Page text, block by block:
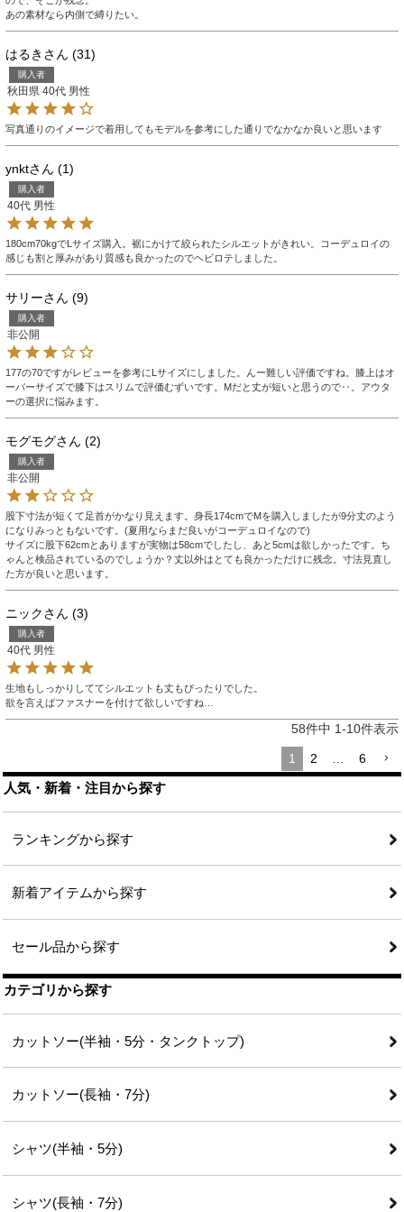
あの素材なら内側で縛りたい。
はるき 31
購入者
秋田県 40代 男性
写真通りのイメージで着用してもモデルを参考にした通りでなかなか良いと思います
ynkt 1
購入者
40代 男性
180cm70kgでLサイズ購入。裾にかけて絞られたシルエットがきれい。コーデュロイの
感じも割と厚みがあり質感も良かったのでヘビロテしました。
サリー 9
購入者
非公開
177の70ですがレビューを参考にLサイズにしました。んー難しい評価ですね。膝上はオ
ーバーサイズで膝下はスリムで評価むずいです。Mだと丈が短いと思うので‥。アウタ
ーの選択に悩みます。
モグモグ 2
購入者
非公開
股下寸法が短くて足首がかなり見えます。身長174cmでMを購入しましたが9分丈のよう
になりみっともないです。(夏用ならまだ良いがコーデュロイなので)
サイズに股下62cmとありますが実物は58cmでしたし、あと5cmは欲しかったです。ち
ゃんと検品されているのでしょうか？丈以外はとても良かっただけに残念。寸法見直し
た方が良いと思います。
ニック 3
購入者
40代 男性
生地もしっかりしててシルエットも丈もぴったりでした。
欲を言えばファスナーを付けて欲しいですね…
58件中 1-10件表示
1 2 6
人気・新着・注目から探す
ランキングから探す
新着アイテムから探す
セール品から探す
カテゴリから探す
カットソー(半袖・5分・タンクトップ)
カットソー(長袖・7分)
シャツ(半袖・5分)
シャツ(長袖・7分)